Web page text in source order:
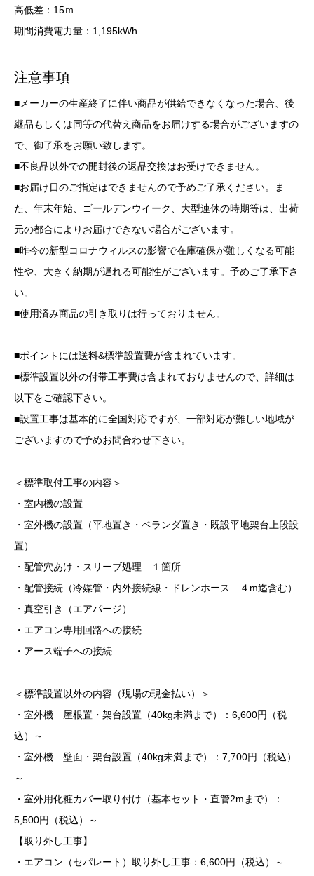
高低差：15ｍ
期間消費電力量：1,195kWh
注意事項
■メーカーの生産終了に伴い商品が供給できなくなった場合、後
継品もしくは同等の代替え商品をお届けする場合がございますの
で、御了承をお願い致します。
■不良品以外での開封後の返品交換はお受けできません。
■お届け日のご指定はできませんので予めご了承ください。ま
た、年末年始、ゴールデンウイーク、大型連休の時期等は、出荷
元の都合によりお届けできない場合がございます。
■昨今の新型コロナウィルスの影響で在庫確保が難しくなる可能
性や、大きく納期が遅れる可能性がございます。予めご了承下さ
い。
■使用済み商品の引き取りは行っておりません。
■ポイントには送料&標準設置費が含まれています。
■標準設置以外の付帯工事費は含まれておりませんので、詳細は
以下をご確認下さい。
■設置工事は基本的に全国対応ですが、一部対応が難しい地域が
ございますので予めお問合わせ下さい。
＜標準取付工事の内容＞
・室内機の設置
・室外機の設置（平地置き・ベランダ置き・既設平地架台上段設
置）
・配管穴あけ・スリーブ処理 １箇所
・配管接続（冷媒管・内外接続線・ドレンホース ４m迄含む）
・真空引き（エアパージ）
・エアコン専用回路への接続
・アース端子への接続
＜標準設置以外の内容（現場の現金払い）＞
・室外機 屋根置・架台設置（40kg未満まで）：6,600円（税
込）～
・室外機 壁面・架台設置（40kg未満まで）：7,700円（税込）
～
・室外用化粧カバー取り付け（基本セット・直管2mまで）：
5,500円（税込）～
【取り外し工事】
・エアコン（セパレート）取り外し工事：6,600円（税込）～